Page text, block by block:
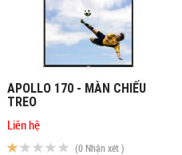
APOLLO 170 - MÀN CHIẾU
TREO
Liên hệ
(0 Nhận xét )